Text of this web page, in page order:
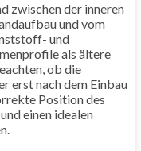
zwischen der inneren
und vom
und
als ältere
ob die
erst nach dem Einbau
Position des
einen idealen